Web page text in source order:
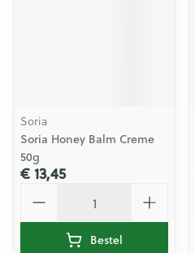
Soria
Soria Honey Balm Creme
50g
€ 13,45
Bestel